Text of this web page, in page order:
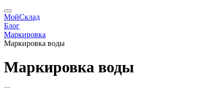
МойСклад
Блог
Маркировка
Маркировка воды
Маркировка воды